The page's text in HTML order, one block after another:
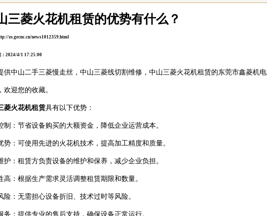
三菱火花机租赁的优势有什么？
zs.gecnc.cn/news1012359.html
：2024/4/1 17:25:00
供中山二手三菱慢走丝 ，中山三菱线切割维修，中山三菱火花机租赁的东莞市鑫菱机
欢迎您的收藏。
菱火花机租赁具有以下优势：
制：节省设备购买的大额资金，降低企业运营成本。
势：可使用先进的火花机技术，提高加工精度和质量。
护：租赁方负责设备的维护和保养，减少企业负担。
高：根据生产需求灵活调整租赁期限和数量。
险：无需担心设备折旧、技术过时等风险。
务：提供专业的售后支持，确保设备正常运行。